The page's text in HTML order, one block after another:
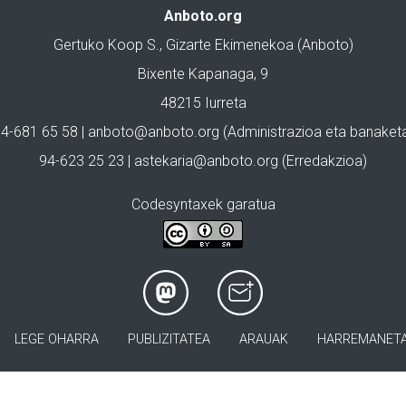
Anboto.org
Gertuko Koop S., Gizarte Ekimenekoa (Anboto)
Bixente Kapanaga, 9
48215 Iurreta
681 65 58 | anboto@anboto.org (Administrazioa eta
94-623 25 23 | astekaria@anboto.org (Erredakzioa)
Codesyntaxek garatua
LEGE OHARRA PUBLIZITATEA ARAUAK